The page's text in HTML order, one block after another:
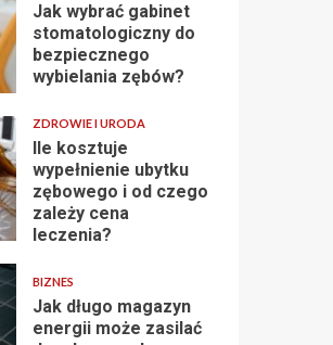
Jak wybrać gabinet
stomatologiczny do
bezpiecznego
wybielania zębów?
ZDROWIE I URODA
Ile kosztuje
wypełnienie ubytku
zębowego i od czego
zależy cena
leczenia?
BIZNES
Jak długo magazyn
energii może zasilać